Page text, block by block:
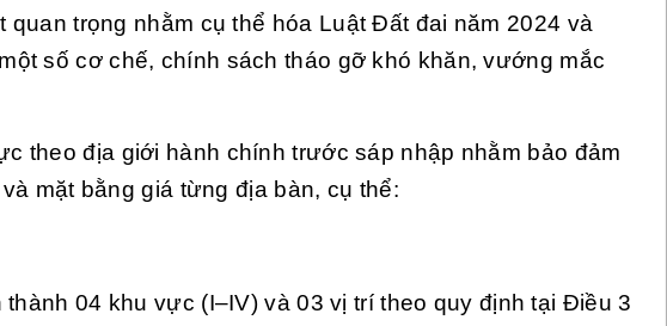
trọng nhằm cụ thể hóa Luật Đất đai năm 2024 và
số cơ chế, chính sách tháo gỡ khó khăn, vướng mắc
theo địa giới hành chính trước sáp nhập nhằm bảo đảm
mặt bằng giá từng địa bàn, cụ thể:
04 khu vực (I–IV) và 03 vị trí theo quy định tại Điều 3